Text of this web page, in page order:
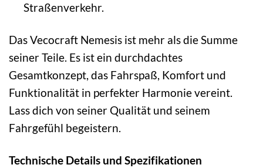
Straßenverkehr.
Das Vecocraft Nemesis ist mehr als die Summe
seiner Teile. Es ist ein durchdachtes
Gesamtkonzept, das Fahrspaß, Komfort und
Funktionalität in perfekter Harmonie vereint.
Lass dich von seiner Qualität und seinem
Fahrgefühl begeistern.
Technische Details und Spezifikationen